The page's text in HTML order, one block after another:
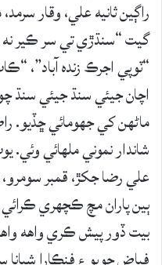
راڳين ثانيه علي، وقار
گيت “سنڌڙي تي سر ڪير نه
“ٽوپي اجرڪ زنده آباد”،
اچان جيئي سنڌ جيئي سنڌ
ماڻهن کي جهومائي ڇڏيو.
شاندار نموني ملهائي
علي رضا جکڙ، قمبر
ٻين پاران مچ ڪچهري
بيت ڏور پيش ڪري واهه